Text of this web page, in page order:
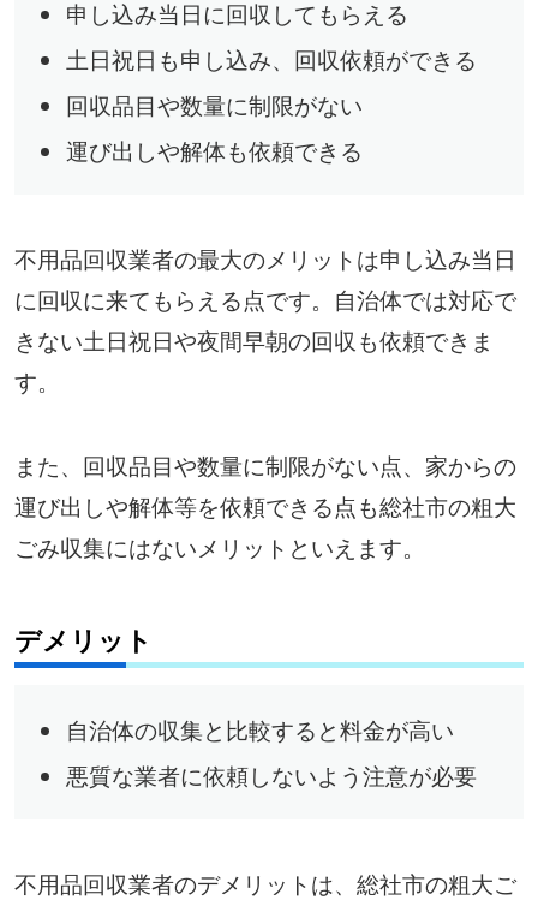
申し込み当日に回収してもらえる
土日祝日も申し込み、回収依頼ができる
回収品目や数量に制限がない
運び出しや解体も依頼できる
不用品回収業者の最大のメリットは申し込み当日
に回収に来てもらえる点です。自治体では対応で
きない土日祝日や夜間早朝の回収も依頼できま
す。
また、回収品目や数量に制限がない点、家からの
運び出しや解体等を依頼できる点も総社市の粗大
ごみ収集にはないメリットといえます。
デメリット
自治体の収集と比較すると料金が高い
悪質な業者に依頼しないよう注意が必要
不用品回収業者のデメリットは、総社市の粗大ご